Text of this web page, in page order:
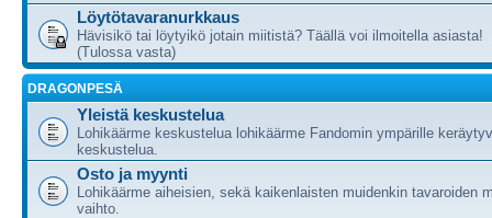
Löytötavaranurkkaus
Hävisikö tai löytyikö jotain miitistä? Täällä voi ilmoitella asiasta!
(Tulossa vasta)
DRAGONPESÄ
Yleistä keskustelua
Lohikäärme keskustelua lohikäärme Fandomin ympärille
keskustelua.
Osto ja myynti
Lohikäärme aiheisien, sekä kaikenlaisten muidenkin tavaroiden
vaihto.